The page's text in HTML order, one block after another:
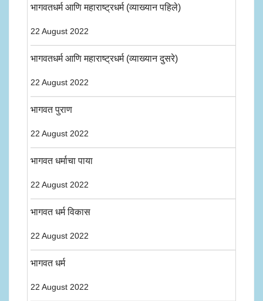
भागवतधर्म आणि महाराष्ट्रधर्म (व्याख्यान पहिले)
22 August 2022
भागवतधर्म आणि महाराष्ट्रधर्म (व्याख्यान दुसरे)
22 August 2022
भागवत पुराण
22 August 2022
भागवत धर्माचा पाया
22 August 2022
भागवत धर्म विकास
22 August 2022
भागवत धर्म
22 August 2022